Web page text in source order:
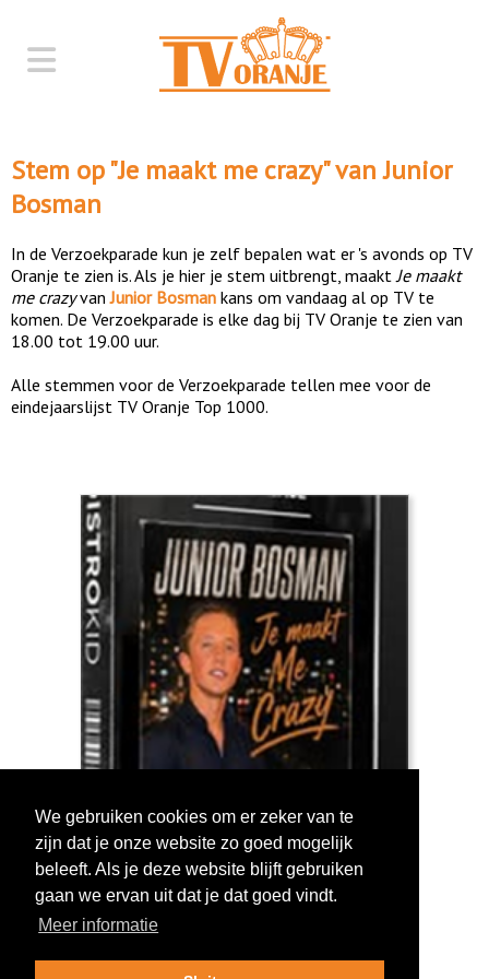
Stem op "Je maakt me crazy" vanJunior
Bosman
In de Verzoekparade kun je zelf bepalen wat er 's avonds op TV
Oranje te zien is. Als je hier je stem uitbrengt, maakt Je maakt
me crazyvanJunior Bosman kans om vandaag al op TV te
komen. De Verzoekparade is elke dag bij TV Oranje te zien van
18.00 tot 19.00 uur.
Alle stemmen voor de Verzoekparade tellen mee voor de
eindejaarslijst TV Oranje Top 1000.
Log in om te stemmen!
We gebruiken cookies om er zeker van te
zijn dat je onze website zo goed mogelijk
beleeft. Als je deze website blijft gebruiken
gaan we ervan uit dat je dat goed vindt.
Meer informatie